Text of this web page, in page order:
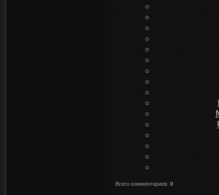
Всего комментариев: 0